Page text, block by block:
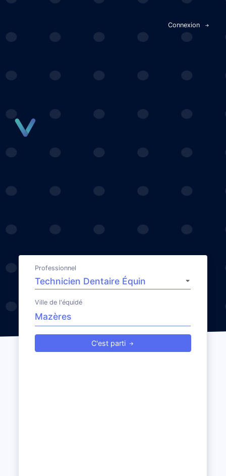
Connexion
Professionnel
Ville de l'équidé
C'est parti